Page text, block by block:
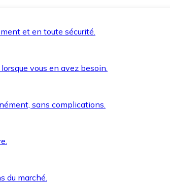
et en toute sécurité.
vous en avez besoin.
sans complications.
du marché.